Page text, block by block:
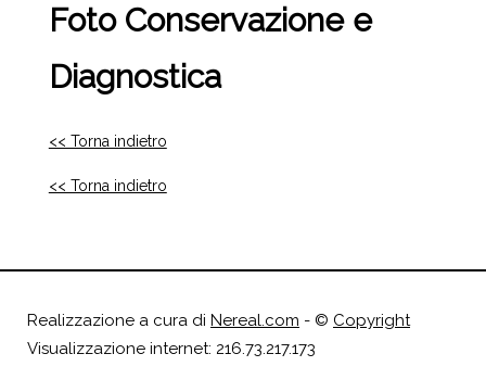
Foto Conservazione e
Diagnostica
<< Torna indietro
<< Torna indietro
Realizzazione a cura di Nereal.com - © Copyright
Visualizzazione internet: 216.73.217.173